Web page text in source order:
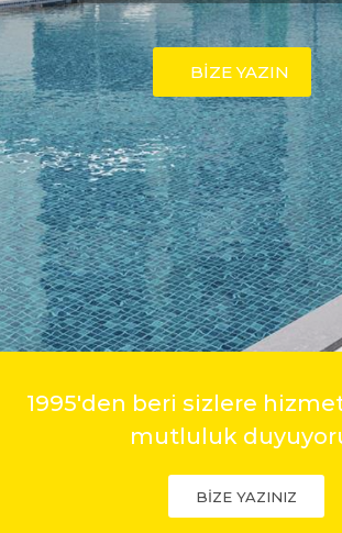
BİZE YAZIN
1995'den beri sizlere
mutluluk
BİZE YAZINIZ